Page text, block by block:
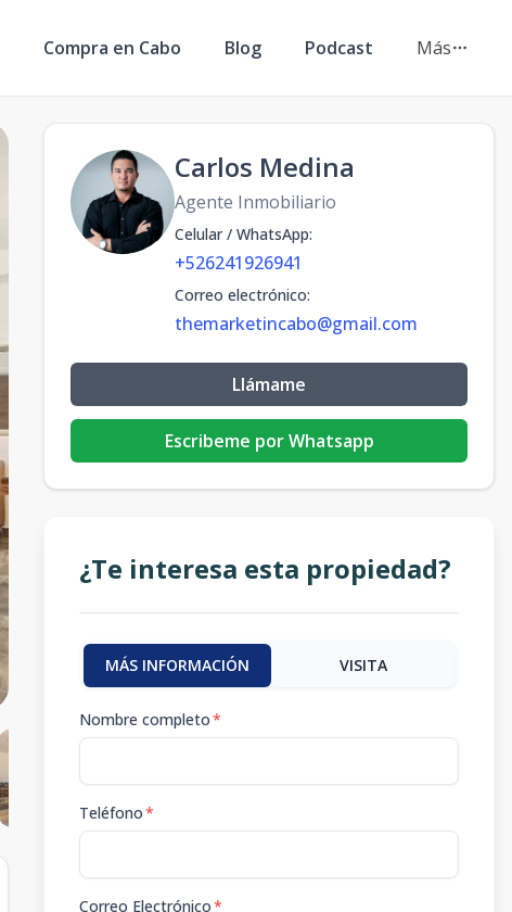
Compra en Cabo Blog Podcast Más
Carlos Medina
Agente Inmobiliario
Celular / WhatsApp:
+526241926941
Correo electrónico:
themarketincabo@gmail.com
Llámame
Escribeme por Whatsapp
¿Te interesa esta propiedad?
MÁS INFORMACIÓN VISITA
Nombre completo*
Teléfono*
Correo Electrónico*